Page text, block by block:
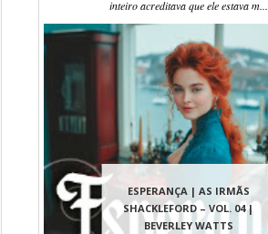
ESPERANÇA | AS IRMÃS
SHACKLEFORD – VOL. 04 |
BEVERLEY WATTS
inteiro acreditava que ele estava m...